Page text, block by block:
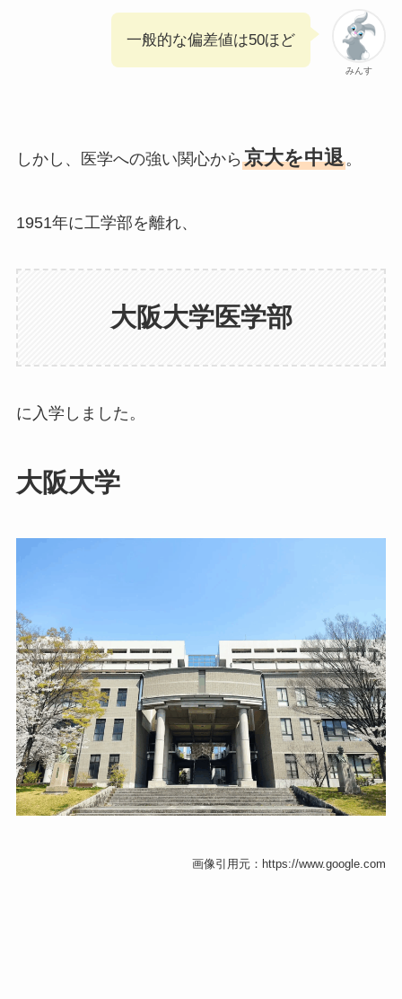
みんす
一般的な偏差値は50ほど
しかし、医学への強い関心から 京大を中退。
1951年に工学部を離れ、
大阪大学医学部
に入学しました。
大阪大学
画像引用元：https://www.google.com